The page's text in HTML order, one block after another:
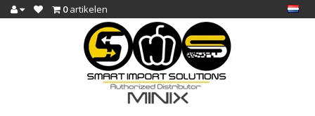
0artikelen